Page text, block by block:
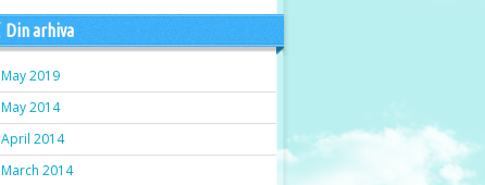
Din arhiva
May 2019
May 2014
April 2014
March 2014